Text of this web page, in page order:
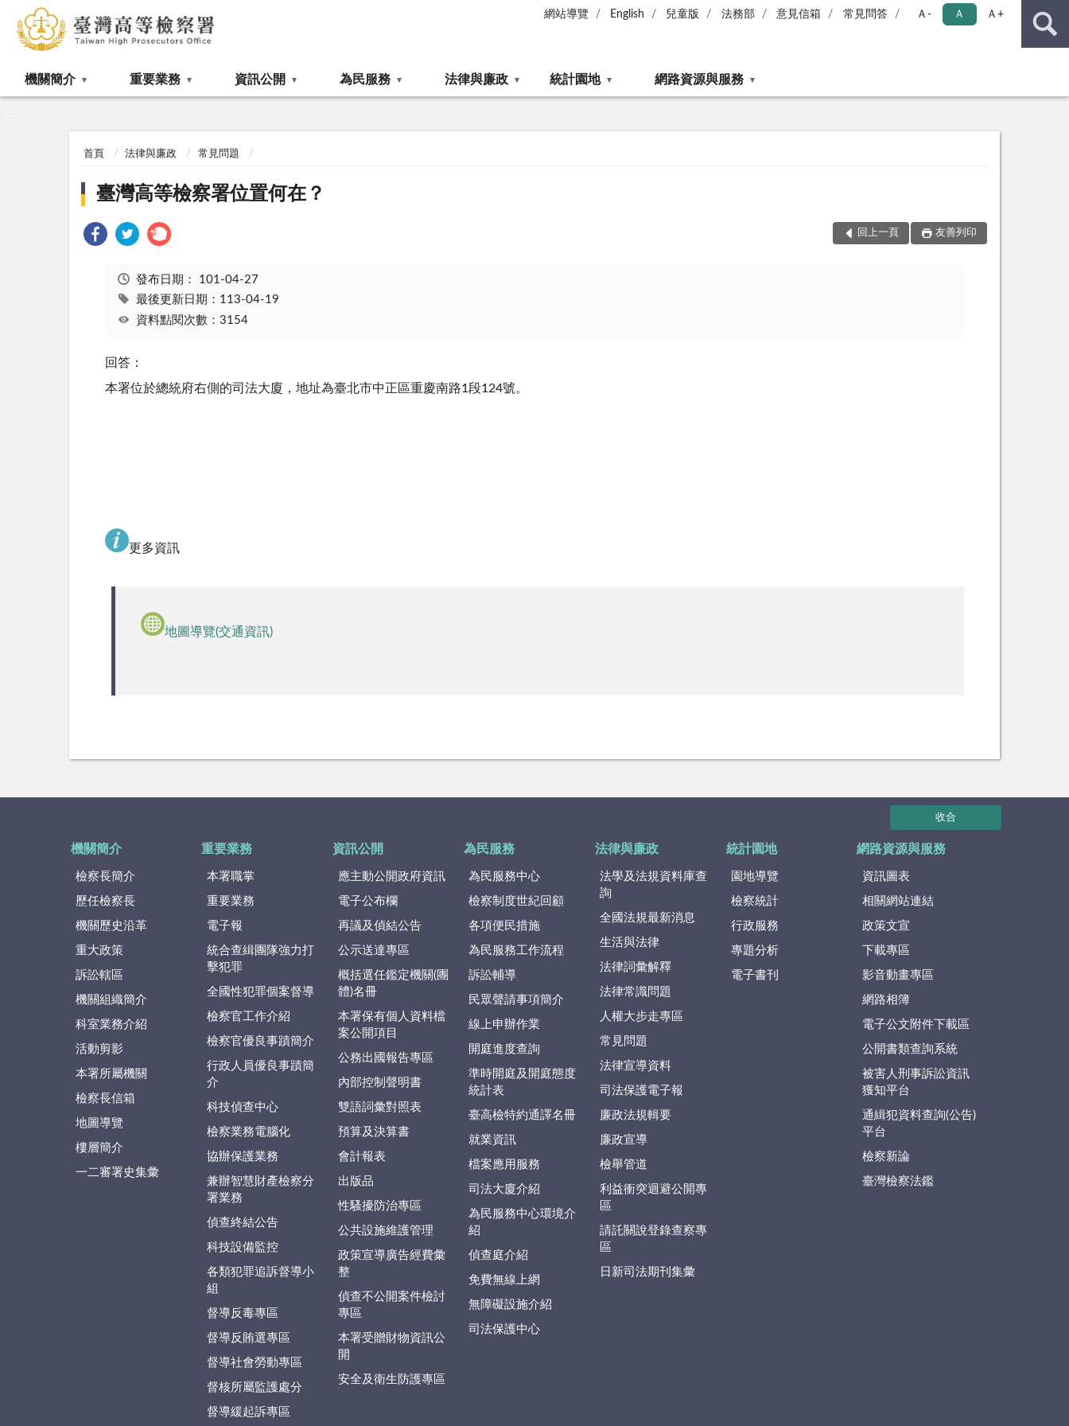
網站導覽 English 兒童版 法務部 意見信箱 常見問答 Ａ- Ａ Ａ+
機關簡介 重要業務 資訊公開 為民服務 法律與廉政 統計園地 網路資源與服務
首頁 法律與廉政 常見問題
臺灣高等檢察署位置何在？
回上一頁 友善列印
發布日期： 101-04-27
最後更新日期：113-04-19
資料點閱次數：3154
回答：
本署位於總統府右側的司法大廈，地址為臺北市中正區重慶南路1段124號。
更多資訊
地圖導覽(交通資訊)
收合
機關簡介
檢察長簡介
歷任檢察長
機關歷史沿革
重大政策
訴訟轄區
機關組織簡介
科室業務介紹
活動剪影
本署所屬機關
檢察長信箱
地圖導覽
樓層簡介
一二審署史集彙
重要業務
本署職掌
重要業務
電子報
統合查緝團隊強力打
擊犯罪
全國性犯罪個案督導
檢察官工作介紹
檢察官優良事蹟簡介
行政人員優良事蹟簡
介
科技偵查中心
檢察業務電腦化
協辦保護業務
兼辦智慧財產檢察分
署業務
偵查終結公告
科技設備監控
各類犯罪追訴督導小
組
督導反毒專區
督導反賄選專區
督導社會勞動專區
督核所屬監護處分
督導緩起訴專區
資訊公開
應主動公開政府資訊
電子公布欄
再議及偵結公告
公示送達專區
概括選任鑑定機關(團
體)名冊
本署保有個人資料檔
案公開項目
公務出國報告專區
內部控制聲明書
雙語詞彙對照表
預算及決算書
會計報表
出版品
性騷擾防治專區
公共設施維護管理
政策宣導廣告經費彙
整
偵查不公開案件檢討
專區
本署受贈財物資訊公
開
安全及衛生防護專區
為民服務
為民服務中心
檢察制度世紀回顧
各項便民措施
為民服務工作流程
訴訟輔導
民眾聲請事項簡介
線上申辦作業
開庭進度查詢
準時開庭及開庭態度
統計表
臺高檢特約通譯名冊
就業資訊
檔案應用服務
司法大廈介紹
為民服務中心環境介
紹
偵查庭介紹
免費無線上網
無障礙設施介紹
司法保護中心
法律與廉政
法學及法規資料庫查
詢
全國法規最新消息
生活與法律
法律詞彙解釋
法律常識問題
人權大步走專區
常見問題
法律宣導資料
司法保護電子報
廉政法規輯要
廉政宣導
檢舉管道
利益衝突迴避公開專
區
請託關說登錄查察專
區
日新司法期刊集彙
統計園地
園地導覽
檢察統計
行政服務
專題分析
電子書刊
網路資源與服務
資訊圖表
相關網站連結
政策文宣
下載專區
影音動畫專區
網路相簿
電子公文附件下載區
公開書類查詢系統
被害人刑事訴訟資訊
獲知平台
通緝犯資料查詢(公告)
平台
檢察新論
臺灣檢察法鑑